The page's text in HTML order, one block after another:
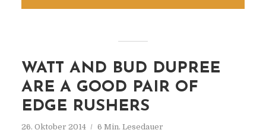
WATT AND BUD DUPREE
ARE A GOOD PAIR OF
EDGE RUSHERS
26. Oktober 2014 6 Min. Lesedauer